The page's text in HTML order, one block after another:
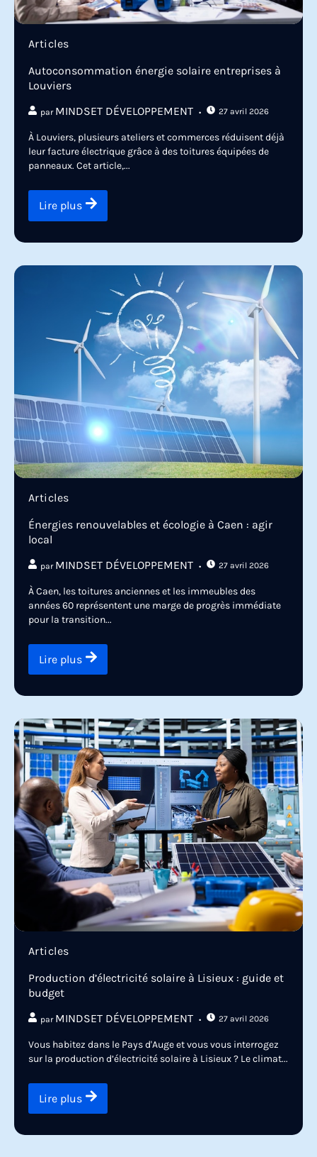
Articles
Autoconsommation énergie solaire entreprises à
Louviers
par MINDSET DÉVELOPPEMENT 27 avril 2026
À Louviers, plusieurs ateliers et commerces réduisent déjà
leur facture électrique grâce à des toitures équipées de
panneaux. Cet article,...
Lire plus
Articles
Énergies renouvelables et écologie à Caen : agir
local
par MINDSET DÉVELOPPEMENT 27 avril 2026
À Caen, les toitures anciennes et les immeubles des
années 60 représentent une marge de progrès immédiate
pour la transition...
Lire plus
Articles
Production d’électricité solaire à Lisieux : guide et
budget
par MINDSET DÉVELOPPEMENT 27 avril 2026
Vous habitez dans le Pays d'Auge et vous vous interrogez
sur la production d’électricité solaire à Lisieux ? Le climat...
Lire plus